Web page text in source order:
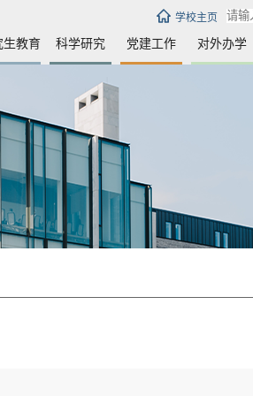
学校主页
生教育 科学研究 党建工作 对外办学